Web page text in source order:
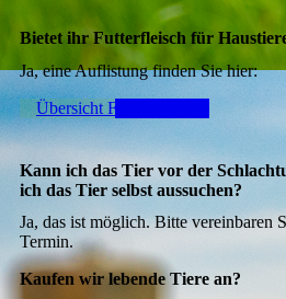
Bietet ihr Futterfleisch für
Ja, eine Auflistung finden Sie hier:
Übersicht Futterfleisch
Kann ich das Tier vor der
ich das Tier selbst aussuchen?
Ja, das ist möglich. Bitte vereinbaren
Termin.
Kaufen wir lebende Tiere an?